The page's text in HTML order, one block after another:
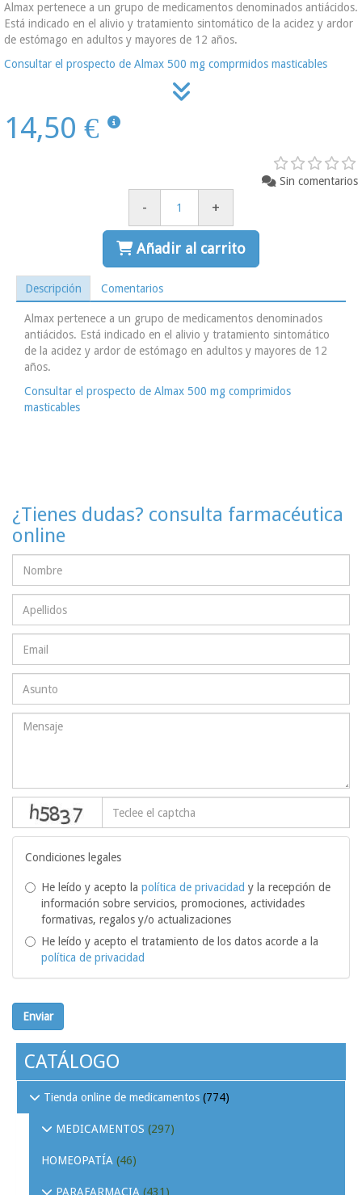
Almax pertenece a un grupo de medicamentos denominados antiácidos.
Está indicado en el alivio y tratamiento sintomático de la acidez y ardor
de estómago en adultos y mayores de 12 años.
Consultar el prospecto de Almax 500 mg comprmidos masticables
14,50 €
Sin comentarios
- +
Añadir al carrito
Descripción Comentarios
Almax pertenece a un grupo de medicamentos denominados
antiácidos. Está indicado en el alivio y tratamiento sintomático
de la acidez y ardor de estómago en adultos y mayores de 12
años.
Consultar el prospecto de Almax 500 mg comprimidos
masticables
¿Tienes dudas? consulta farmacéutica
online
Condiciones legales
He leído y acepto la política de privacidad y la recepción de
información sobre servicios, promociones, actividades
formativas, regalos y/o actualizaciones
He leído y acepto el tratamiento de los datos acorde a la
política de privacidad
Enviar
CATÁLOGO
Tienda online de medicamentos (774)
MEDICAMENTOS (297)
HOMEOPATÍA (46)
PARAFARMACIA (431)